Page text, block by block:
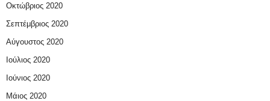
Οκτώβριος 2020
Σεπτέμβριος 2020
Αύγουστος 2020
Ιούλιος 2020
Ιούνιος 2020
Μάιος 2020